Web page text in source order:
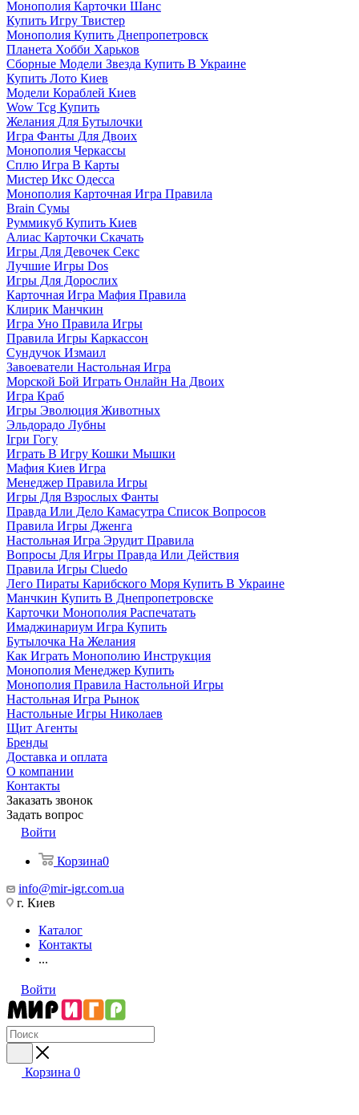
Монополия Карточки Шанс
Купить Игру Твистер
Монополия Купить Днепропетровск
Планета Хобби Харьков
Сборные Модели Звезда Купить В Украине
Купить Лото Киев
Модели Кораблей Киев
Wow Tcg Купить
Желания Для Бутылочки
Игра Фанты Для Двоих
Монополия Черкассы
Сплю Игра В Карты
Мистер Икс Одесса
Монополия Карточная Игра Правила
Brain Сумы
Руммикуб Купить Киев
Алиас Карточки Скачать
Игры Для Девочек Секс
Лучшие Игры Dos
Игры Для Дорослих
Карточная Игра Мафия Правила
Клирик Манчкин
Игра Уно Правила Игры
Правила Игры Каркассон
Сундучок Измаил
Завоеватели Настольная Игра
Морской Бой Играть Онлайн На Двоих
Игра Краб
Игры Эволюция Животных
Эльдорадо Лубны
Ігри Гогу
Играть В Игру Кошки Мышки
Мафия Киев Игра
Менеджер Правила Игры
Игры Для Взрослых Фанты
Правда Или Дело Камасутра Список Вопросов
Правила Игры Дженга
Настольная Игра Эрудит Правила
Вопросы Для Игры Правда Или Действия
Правила Игры Cluedo
Лего Пираты Карибского Моря Купить В Украине
Манчкин Купить В Днепропетровске
Карточки Монополия Распечатать
Имаджинариум Игра Купить
Бутылочка На Желания
Как Играть Монополию Инструкция
Монополия Менеджер Купить
Монополия Правила Настольной Игры
Настольная Игра Рынок
Настольные Игры Николаев
Щит Агенты
Бренды
Доставка и оплата
О компании
Контакты
Заказать звонок
Задать вопрос
Войти
Корзина0
info@mir-igr.com.ua
г. Киев
Каталог
Контакты
...
Войти
Корзина 0